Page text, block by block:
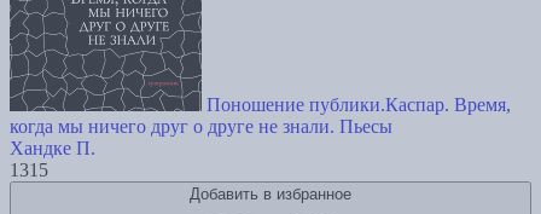
Поношение публики.Каспар. Время,
когда мы ничего друг о друге не знали. Пьесы
Хандке П.
1315
Добавить в избранное